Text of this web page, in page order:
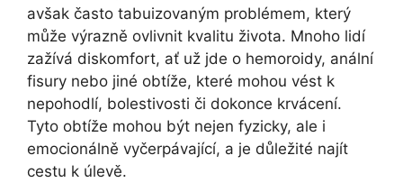
avšak často tabuizovaným problémem, který
může výrazně ovlivnit kvalitu života. Mnoho lidí
zažívá diskomfort, ať už jde o hemoroidy, anální
fisury nebo jiné obtíže, které mohou vést k
nepohodlí, bolestivosti či dokonce krvácení.
Tyto obtíže mohou být nejen fyzicky, ale i
emocionálně vyčerpávající, a je důležité najít
cestu k úlevě.